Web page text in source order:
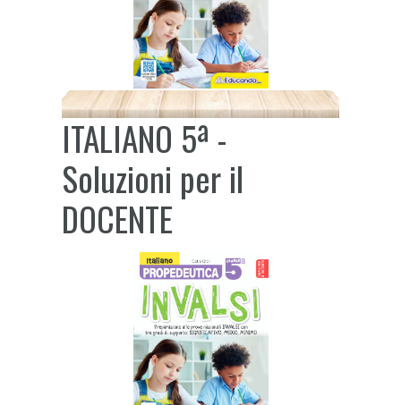
ITALIANO 5ª -
Soluzioni per il
DOCENTE